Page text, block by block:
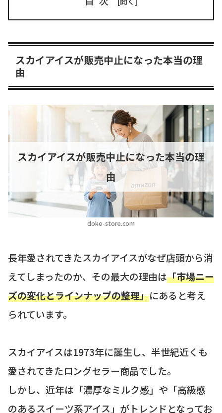
スカイアイスが販売中止になった本当の理
由
doko-store.com
スカイアイスが販売中止になった本当の理
由
長年愛されてきたスカイアイスがなぜ店頭から消
えてしまったのか、その最大の理由は「市場ニー
ズの変化とラインナップの整理」にあると考え
られています。
スカイアイスは1973年に誕生し、半世紀近くも
愛されてきたロングセラー商品でした。
しかし、近年は「濃厚なミルク感」や「高級感
のあるスイーツ系アイス」がトレンドとなってお